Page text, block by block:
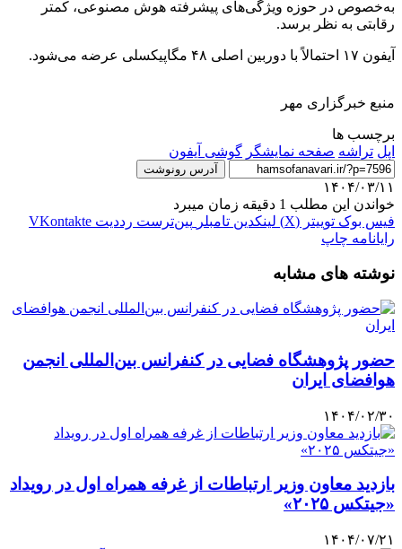
به‌خصوص در حوزه ویژگی‌های پیشرفته هوش مصنوعی، کمتر
رقابتی به نظر برسد.
آیفون ۱۷ احتمالاً با دوربین اصلی ۴۸ مگاپیکسلی عرضه می‌شود.
منبع خبرگزاری مهر
برچسب ها
اپل تراشه صفحه نمایشگر گوشی آیفون
آدرس رونوشت
۱۴۰۴/۰۳/۱۱
خواندن این مطلب 1 دقیقه زمان میبرد
فیس بوک توییتر (X) لینکدین ‫تامبلر ‫پین‌ترست ‫رددیت ‫VKontakte
رایانامه چاپ
نوشته های مشابه
حضور پژوهشگاه فضایی در کنفرانس بین‌المللی انجمن
هوافضای ایران
۱۴۰۴/۰۲/۳۰
بازدید معاون وزیر ارتباطات از غرفه همراه اول در رویداد
«جیتکس ۲۰۲۵»
۱۴۰۴/۰۷/۲۱